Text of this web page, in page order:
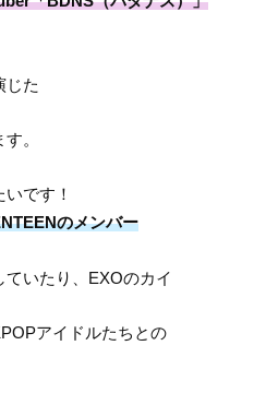
じた
。
です！
のメンバー
いたり、EXOのカイ
アイドルたちとの